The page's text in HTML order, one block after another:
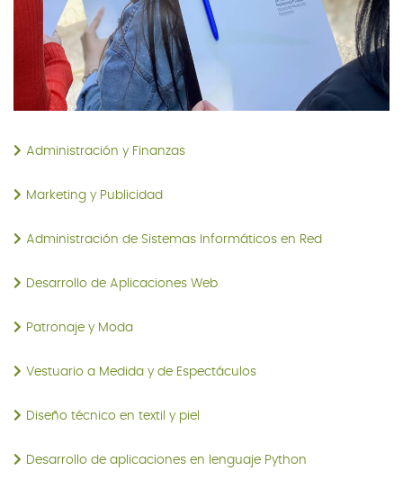
Administración y Finanzas
Marketing y Publicidad
Administración de Sistemas Informáticos en Red
Desarrollo de Aplicaciones Web
Patronaje y Moda
Vestuario a Medida y de Espectáculos
Diseño técnico en textil y piel
Desarrollo de aplicaciones en lenguaje Python